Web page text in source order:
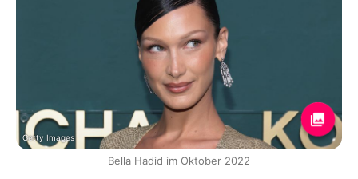
Getty Images
Bella Hadid im Oktober 2022